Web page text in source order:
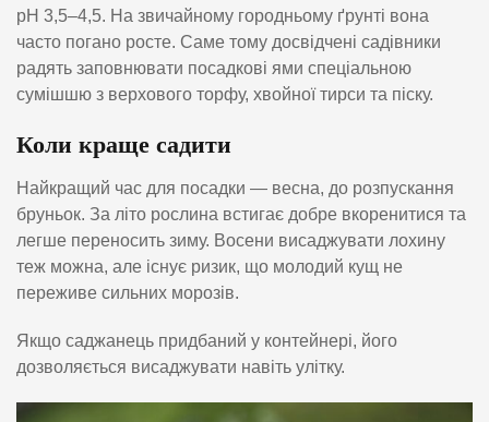
pH 3,5–4,5. На звичайному городньому ґрунті вона
часто погано росте. Саме тому досвідчені садівники
радять заповнювати посадкові ями спеціальною
сумішшю з верхового торфу, хвойної тирси та піску.
Коли краще садити
Найкращий час для посадки — весна, до розпускання
бруньок. За літо рослина встигає добре вкоренитися та
легше переносить зиму. Восени висаджувати лохину
теж можна, але існує ризик, що молодий кущ не
переживе сильних морозів.
Якщо саджанець придбаний у контейнері, його
дозволяється висаджувати навіть улітку.